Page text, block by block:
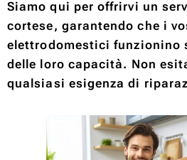
Siamo qui per offrirvi un
cortese, garantendo che i
elettrodomestici funzionino
delle loro capacità. Non
qualsiasi esigenza di